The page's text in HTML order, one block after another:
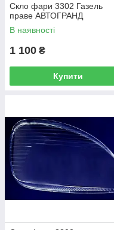
Скло фари 3302 Газель
праве АВТОГРАНД
В наявності
1 100 ₴
Купити